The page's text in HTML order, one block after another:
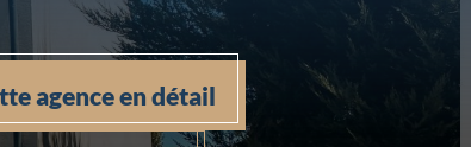
agence en détail